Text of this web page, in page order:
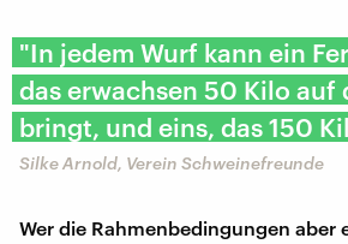
"In jedem Wurf kann ein
das erwachsen 50 Kilo auf
bringt, und eins, das 150
Silke Arnold, Verein Schweinefreunde
Wer die Rahmenbedingungen aber